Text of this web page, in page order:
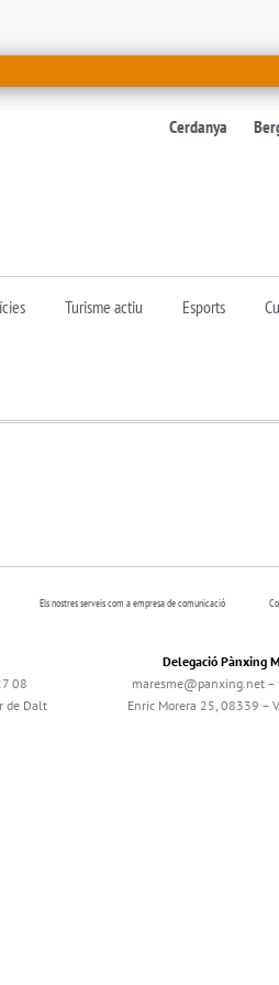
Cerdanya
Turisme actiu Esports
Els nostres serveis com a empresa de comunicació
08
de Dalt
Delegació Pànxing
maresme@panxing.net
Enric Morera 25, 08339 –